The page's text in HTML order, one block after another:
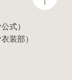
式）
装部）